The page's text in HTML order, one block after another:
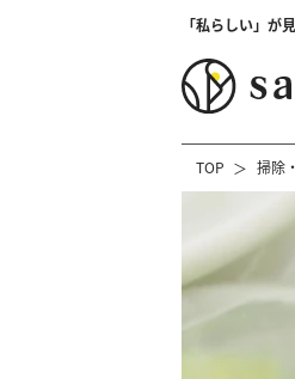
「私らしい」が
TOP 掃除